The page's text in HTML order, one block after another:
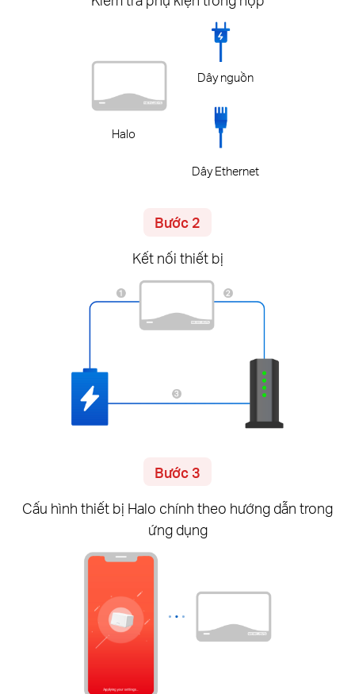
Halo
Dây nguồn
Dây Ethernet
Bước 2
Kết nối thiết bị
Bước 3
Cấu hình thiết bị Halo chính theo hướng dẫn trong
ứng dụng